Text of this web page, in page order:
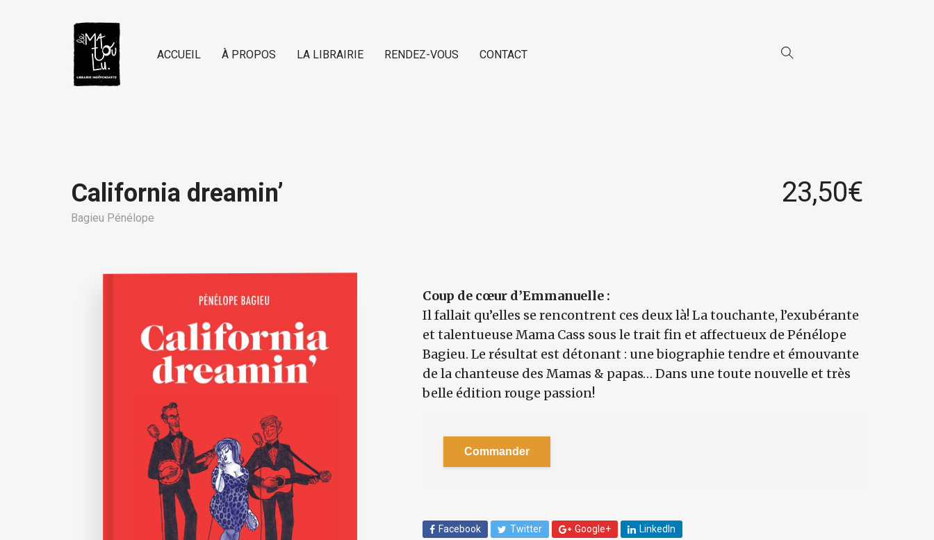
ACCUEIL À PROPOS LA LIBRAIRIE RENDEZ-VOUS CONTACT
California dreamin’
Bagieu Pénélope
23,50€
Coup de cœur d’Emmanuelle :
Il fallait qu’elles se rencontrent ces deux là! La touchante, l’exubérante
et talentueuse Mama Cass sous le trait fin et affectueux de Pénélope
Bagieu. Le résultat est détonant : une biographie tendre et émouvante
de la chanteuse des Mamas & papas… Dans une toute nouvelle et très
belle édition rouge passion!
Commander
Facebook Twitter Google+ LinkedIn